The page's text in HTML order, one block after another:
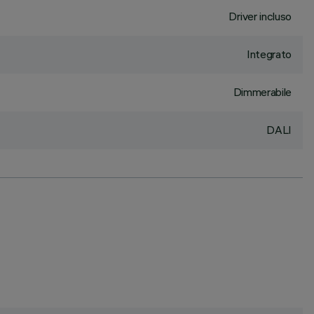
Driver incluso
Integrato
Dimmerabile
DALI